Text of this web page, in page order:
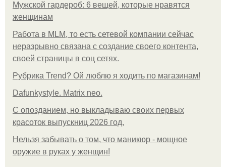
Мужской гардероб: 6 вещей, которые нравятся
женщинам
Работа в MLM, то есть сетевой компании сейчас
неразрывно связана с создание своего контента,
своей страницы в соц сетях.
Рубрика Trend? Ой люблю я ходить по магазинам!
Dafunkystyle. Matrix neo.
С опозданием, но выкладываю своих первых
красоток выпускниц 2026 год.
Нельзя забывать о том, что маникюр - мощное
оружие в руках у женщин!